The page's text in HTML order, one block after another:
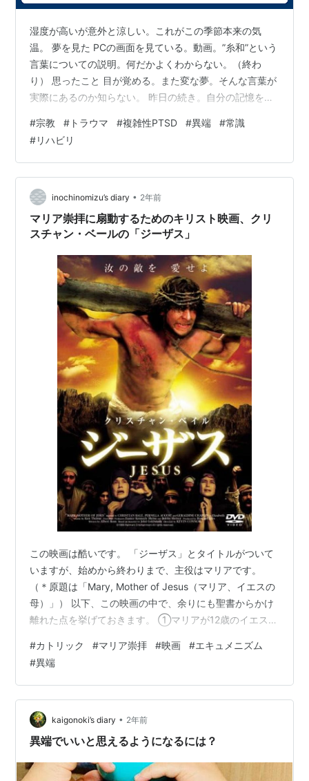
湿度が高いが意外と涼しい。これがこの季節本来の気
温。 夢を見た PCの画面を見ている。動画。”糸和”という
言葉についての説明。何だかよくわからない。（終わ
り） 思ったこと 目が覚める。また変な夢。そんな言葉が
実際にあるのか知らない。 昨日の続き。自分の記憶を探
い（何とかならないのか、とは思う）が、宗教などの問
題。これは手に負えない。 宗教というよりも一部の宗教
と言うべきか。（一般的な宗教団体は一部の問題ある宗
教団体の問題を見て見ぬふりをしているように見えるの
だが。彼らも一般人と同じようになかったことにして先
に進みたいのだろうか） ”善意から他人…
#宗教 # トラウマ #複雑性PTSD #異端 #常識
#リハビリ
inochinomizu’s diary • 2年前
マリア崇拝に扇動するためのキリスト映画、クリ
スチャン・ベールの「ジーザス」
この映画は酷いです。 「ジーザス」とタイトルがついて
いますが、始めから終わりまで、主役はマリアです。
（＊原題は「Mary, Mother of Jesus（マリア、イエスの
母）」） 以下、この映画の中で、余りにも聖書からかけ
離れた点を挙げておきます。 ①マリアが12歳のイエスに
スは自分が神の御子である自覚がない）。 ②マリアがイ
エスに、バプテスマのヨハネに会って洗礼を受けるよう
に勧める。 ③マリアがイエスに続いて、バプテスマのヨ
ハネから洗礼を受ける。 ④洗礼後も迷うイエスがマリア
に導きを聞く。 ⑤マリアがバラバに愛を説教する。 ⑥
マリアが空っ…
#カトリック #マリア崇拝 #映画 #エキュメニズム
#異端
kaigonoki’s diary • 2年前
異端でいいと思えるようになるには？